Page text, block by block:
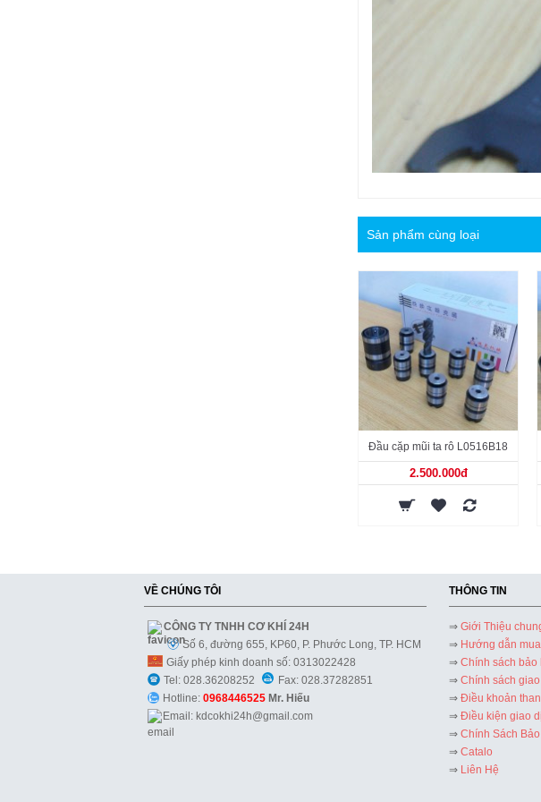
Sản phẩm cùng loại
Đầu cặp mũi ta rô L0516B18
2.500.000đ
VỀ CHÚNG TÔI
CÔNG TY TNHH CƠ KHÍ 24H
Số 6, đường 655, KP60, P. Phước Long, TP. HCM
Giấy phép kinh doanh số: 0313022428
Tel: 028.36208252
Fax: 028.37282851
Hotline: 0968446525 Mr. Hiếu
Email: kdcokhi24h@gmail.com
THÔNG TIN
⇒ Giới Thiệu
⇒ Hướng dẫn
⇒ Chính sách bảo
⇒ Chính sách
⇒ Điều khoản
⇒ Điều kiện giao
⇒ Chính Sách
⇒ Catalo
⇒ Liên Hệ